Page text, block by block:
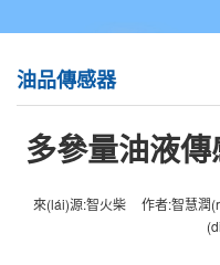
油品傳感器
多參量油液
來(lái)源:智火柴 作者:智慧潤